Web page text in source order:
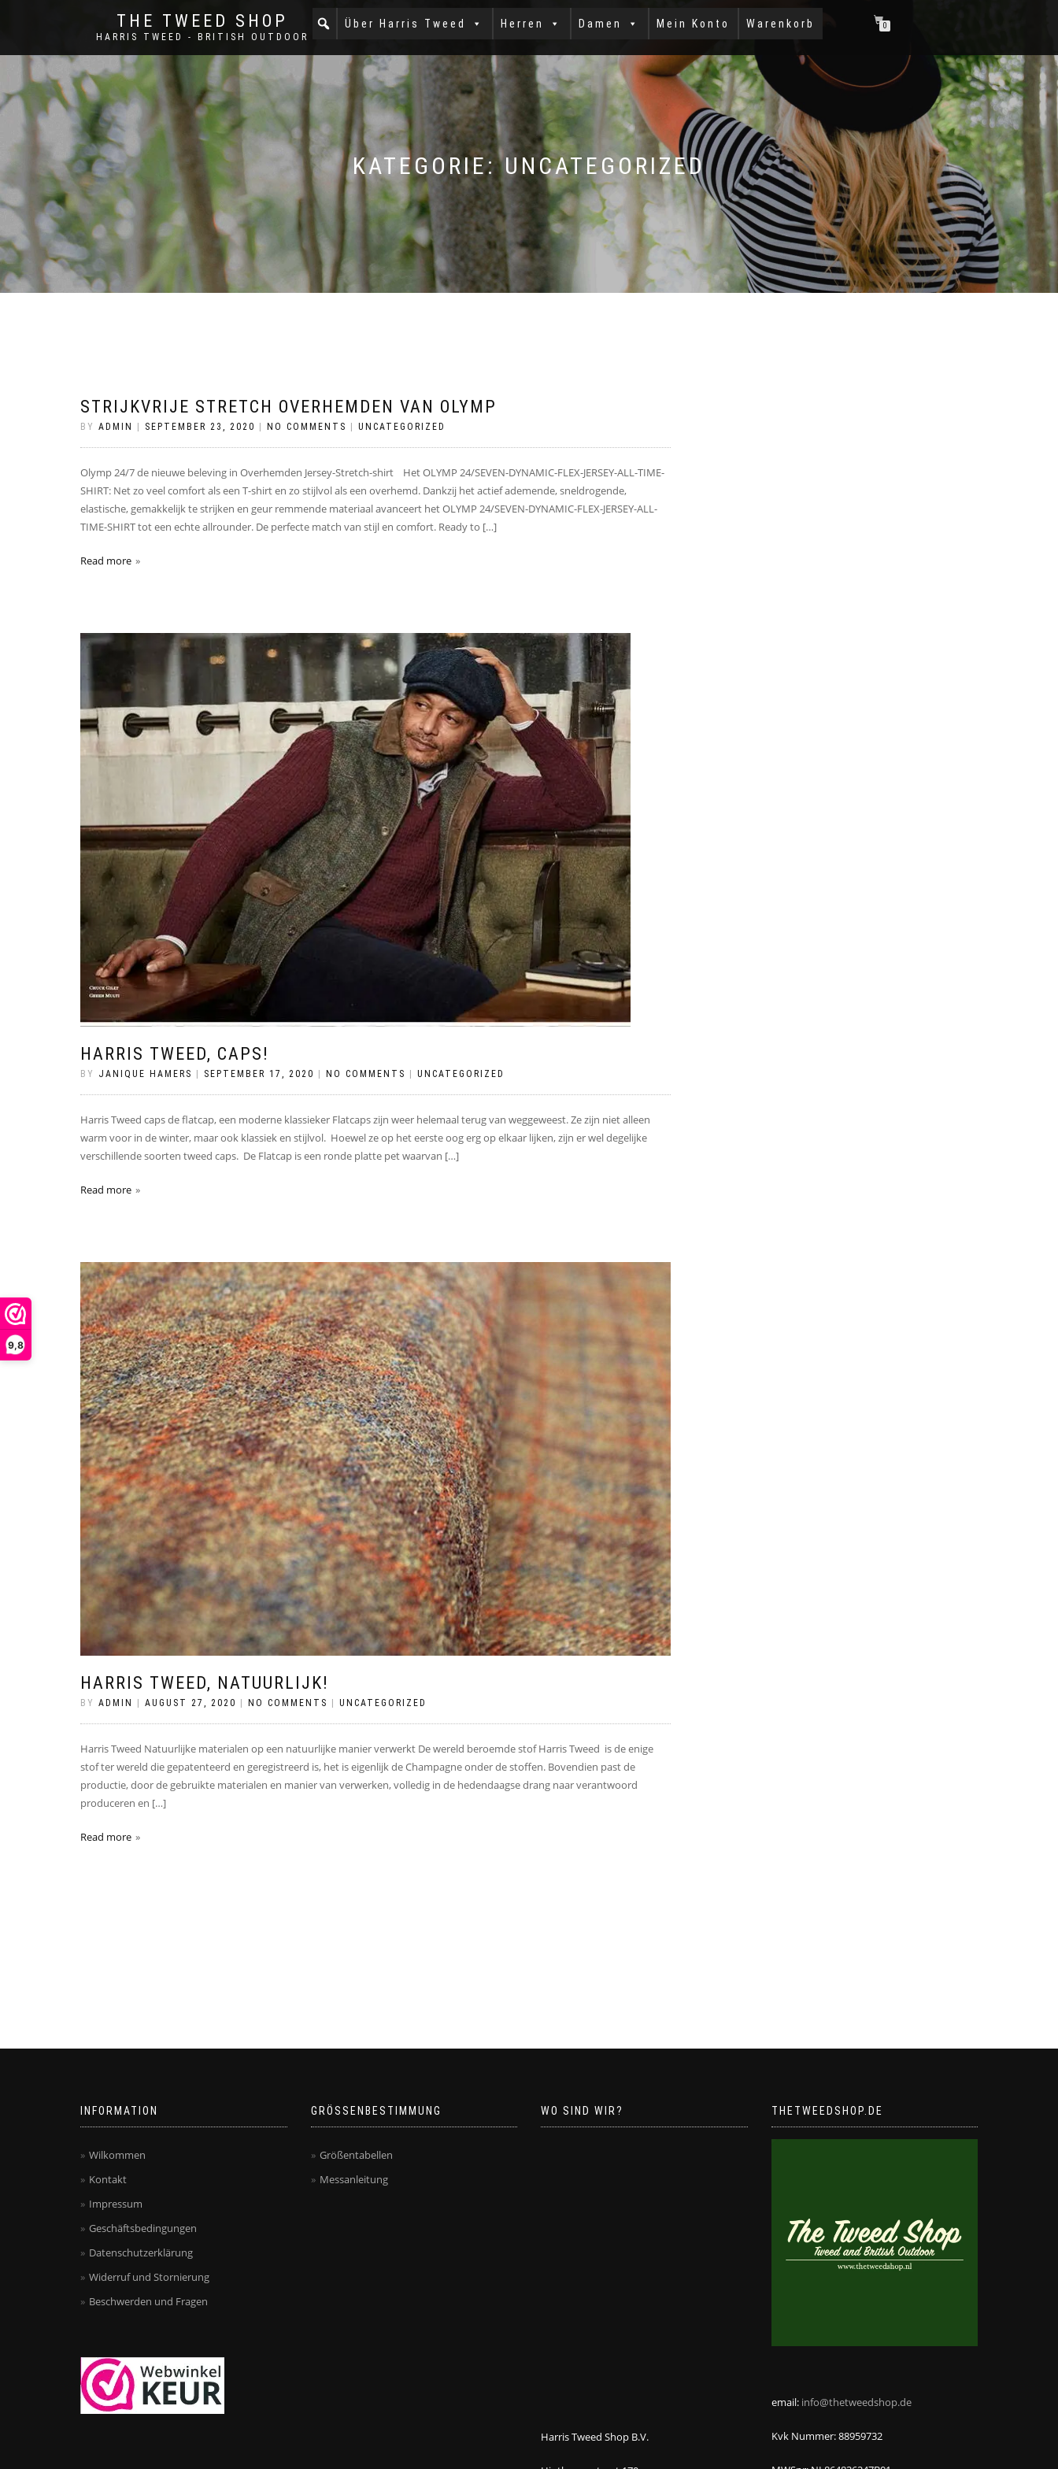
9,8
THE TWEED SHOP
HARRIS TWEED - BRITISH OUTDOOR
Über Harris Tweed Herren Damen Mein Konto Warenkorb 0
KATEGORIE:UNCATEGORIZED
STRIJKVRIJE STRETCH OVERHEMDEN VAN OLYMP
BY ADMIN SEPTEMBER 23, 2020 NO COMMENTS UNCATEGORIZED
Olymp 24/7 de nieuwe beleving in Overhemden Jersey-Stretch-shirt Het OLYMP 24/SEVEN-DYNAMIC-FLEX-JERSEY-ALL-TIME-
SHIRT: Net zo veel comfort als een T-shirt en zo stijlvol als een overhemd. Dankzij het actief ademende, sneldrogende,
elastische, gemakkelijk te strijken en geur remmende materiaal avanceert het OLYMP 24/SEVEN-DYNAMIC-FLEX-JERSEY-ALL-
TIME-SHIRT tot een echte allrounder. De perfecte match van stijl en comfort. Ready to […]
Read more
HARRIS TWEED, CAPS!
BY JANIQUE HAMERS SEPTEMBER 17, 2020 NO COMMENTS UNCATEGORIZED
Harris Tweed caps de flatcap, een moderne klassieker Flatcaps zijn weer helemaal terug van weggeweest. Ze zijn niet alleen
warm voor in de winter, maar ook klassiek en stijlvol. Hoewel ze op het eerste oog erg op elkaar lijken, zijn er wel degelijke
verschillende soorten tweed caps. De Flatcap is een ronde platte pet waarvan […]
Read more
HARRIS TWEED, NATUURLIJK!
BY ADMIN AUGUST 27, 2020 NO COMMENTS UNCATEGORIZED
Harris Tweed Natuurlijke materialen op een natuurlijke manier verwerkt De wereld beroemde stof Harris Tweed is de enige
stof ter wereld die gepatenteerd en geregistreerd is, het is eigenlijk de Champagne onder de stoffen. Bovendien past de
productie, door de gebruikte materialen en manier van verwerken, volledig in de hedendaagse drang naar verantwoord
produceren en […]
Read more
INFORMATION
Wilkommen
Kontakt
Impressum
Geschäftsbedingungen
Datenschutzerklärung
Widerruf und Stornierung
Beschwerden und Fragen
GRÖSSENBESTIMMUNG
Größentabellen
Messanleitung
WO SIND WIR?
Harris Tweed Shop B.V.
THETWEEDSHOP.DE
email: info@thetweedshop.de
Kvk Nummer: 88959732